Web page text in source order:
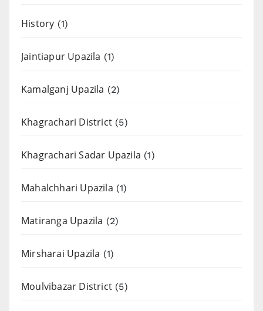
History (1)
Jaintiapur Upazila (1)
Kamalganj Upazila (2)
Khagrachari District (5)
Khagrachari Sadar Upazila (1)
Mahalchhari Upazila (1)
Matiranga Upazila (2)
Mirsharai Upazila (1)
Moulvibazar District (5)